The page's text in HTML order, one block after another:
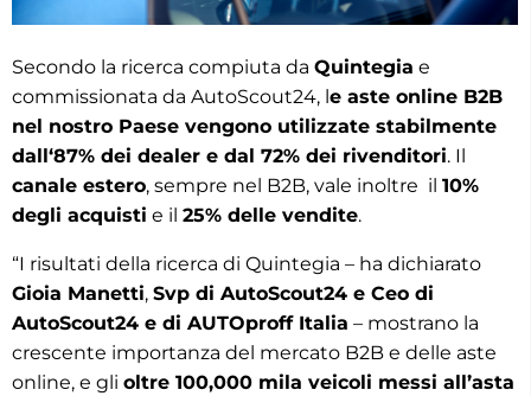
Secondo la ricerca compiuta da Quintegia e
commissionata da AutoScout24, le aste online B2B
nel nostro Paese vengono utilizzate stabilmente
dall‘87% dei dealer e dal 72% dei rivenditori. Il
canale estero, sempre nel B2B, vale inoltre il 10%
degli acquisti e il 25% delle vendite.
“I risultati della ricerca di Quintegia – ha dichiarato
Gioia Manetti, Svp di AutoScout24 e Ceo di
AutoScout24 e di AUTOproff Italia – mostrano la
crescente importanza del mercato B2B e delle aste
online, e gli oltre 100,000 mila veicoli messi all’asta